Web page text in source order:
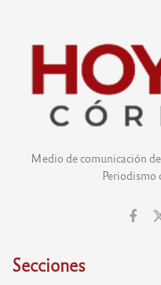
Medio de comunicación
Periodismo
Secciones